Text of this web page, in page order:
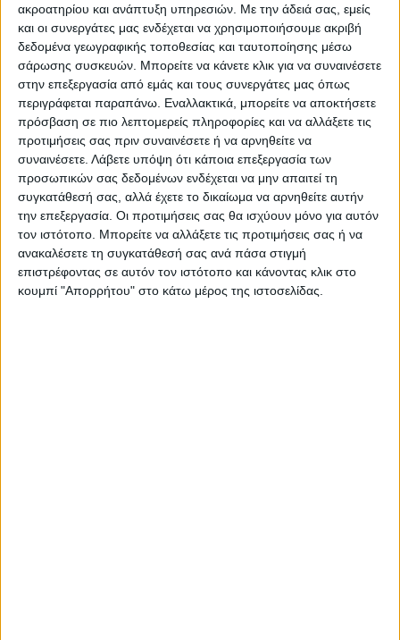
ακροατηρίου και ανάπτυξη υπηρεσιών. Με την άδειά σας, εμείς
και οι συνεργάτες μας ενδέχεται να χρησιμοποιήσουμε ακριβή
δεδομένα γεωγραφικής τοποθεσίας και ταυτοποίησης μέσω
σάρωσης συσκευών. Μπορείτε να κάνετε κλικ για να συναινέσετε
στην επεξεργασία από εμάς και τους συνεργάτες μας όπως
περιγράφεται παραπάνω. Εναλλακτικά, μπορείτε να αποκτήσετε
πρόσβαση σε πιο λεπτομερείς πληροφορίες και να αλλάξετε τις
προτιμήσεις σας πριν συναινέσετε ή να αρνηθείτε να
συναινέσετε. Λάβετε υπόψη ότι κάποια επεξεργασία των
προσωπικών σας δεδομένων ενδέχεται να μην απαιτεί τη
συγκατάθεσή σας, αλλά έχετε το δικαίωμα να αρνηθείτε αυτήν
την επεξεργασία. Οι προτιμήσεις σας θα ισχύουν μόνο για αυτόν
τον ιστότοπο. Μπορείτε να αλλάξετε τις προτιμήσεις σας ή να
ανακαλέσετε τη συγκατάθεσή σας ανά πάσα στιγμή
επιστρέφοντας σε αυτόν τον ιστότοπο και κάνοντας κλικ στο
κουμπί "Απορρήτου" στο κάτω μέρος της ιστοσελίδας.